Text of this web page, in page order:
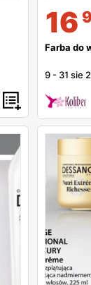
16
Farba do
9 - 31 sie